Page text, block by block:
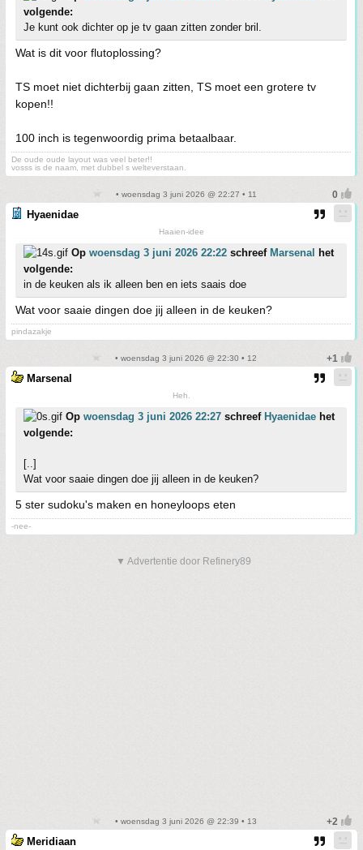
volgende:
Je kunt ook dichter op je tv gaan zitten zonder bril.
Wat is dit voor flutoplossing?
TS moet niet dichterbij gaan zitten, TS moet een grotere tv
kopen!!
100 inch is tegenwoordig prima betaalbaar.
De oude oude layout was veel beter!!
vosss is de naam, met dubbel s welteverstaan.
• woensdag 3 juni 2026 @ 22:27 • 11
Hyaenidae
Haaien-idee
Op woensdag 3 juni 2026 22:22 schreef Marsenal het
volgende:
in de keuken als ik alleen ben en iets saais doe
Wat voor saaie dingen doe jij alleen in de keuken?
pindazakje
• woensdag 3 juni 2026 @ 22:30 • 12
Marsenal
Heh.
Op woensdag 3 juni 2026 22:27 schreef Hyaenidae het
volgende:
[..]
Wat voor saaie dingen doe jij alleen in de keuken?
5 ster sudoku's maken en honeyloops eten
-nee-
▼ Advertentie door Refinery89
• woensdag 3 juni 2026 @ 22:39 • 13
Meridiaan